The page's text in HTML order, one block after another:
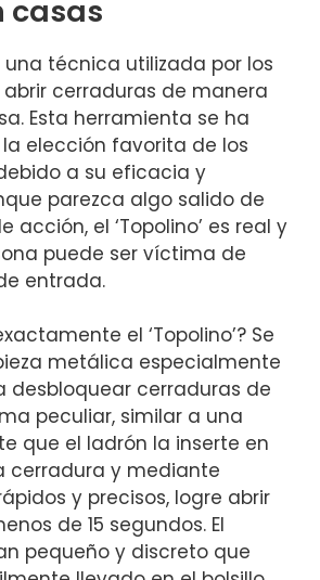
casas
una técnica utilizada por los
cerraduras de manera
Esta herramienta se​ ha⁣
elección favorita de los
a su‍ eficacia y
​parezca algo​ salido de
acción, el ‘Topolino’ es real y
puede ser víctima​ de
entrada.
el ‘Topolino’? ​Se
metálica⁢ especialmente
desbloquear cerraduras de
⁢peculiar, similar ⁢a una
que el ladrón ​la inserte en​
cerradura y mediante
y precisos, logre abrir
de 15 segundos. El⁤
pequeño y discreto que